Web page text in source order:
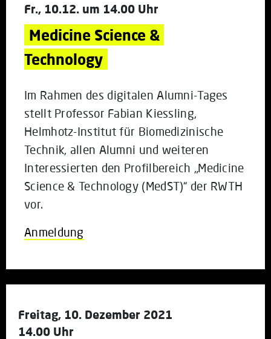
Fr., 10.12. um 14.00 Uhr
Medicine Science &
Technology
Im Rahmen des digitalen Alumni-Tages
stellt Professor Fabian Kiessling,
Helmhotz-Institut für Biomedizinische
Technik, allen Alumni und weiteren
Interessierten den Profilbereich „Medicine
Science & Technology (MedST)“ der RWTH
vor.
Anmeldung
Freitag, 10. Dezember 2021
14.00 Uhr